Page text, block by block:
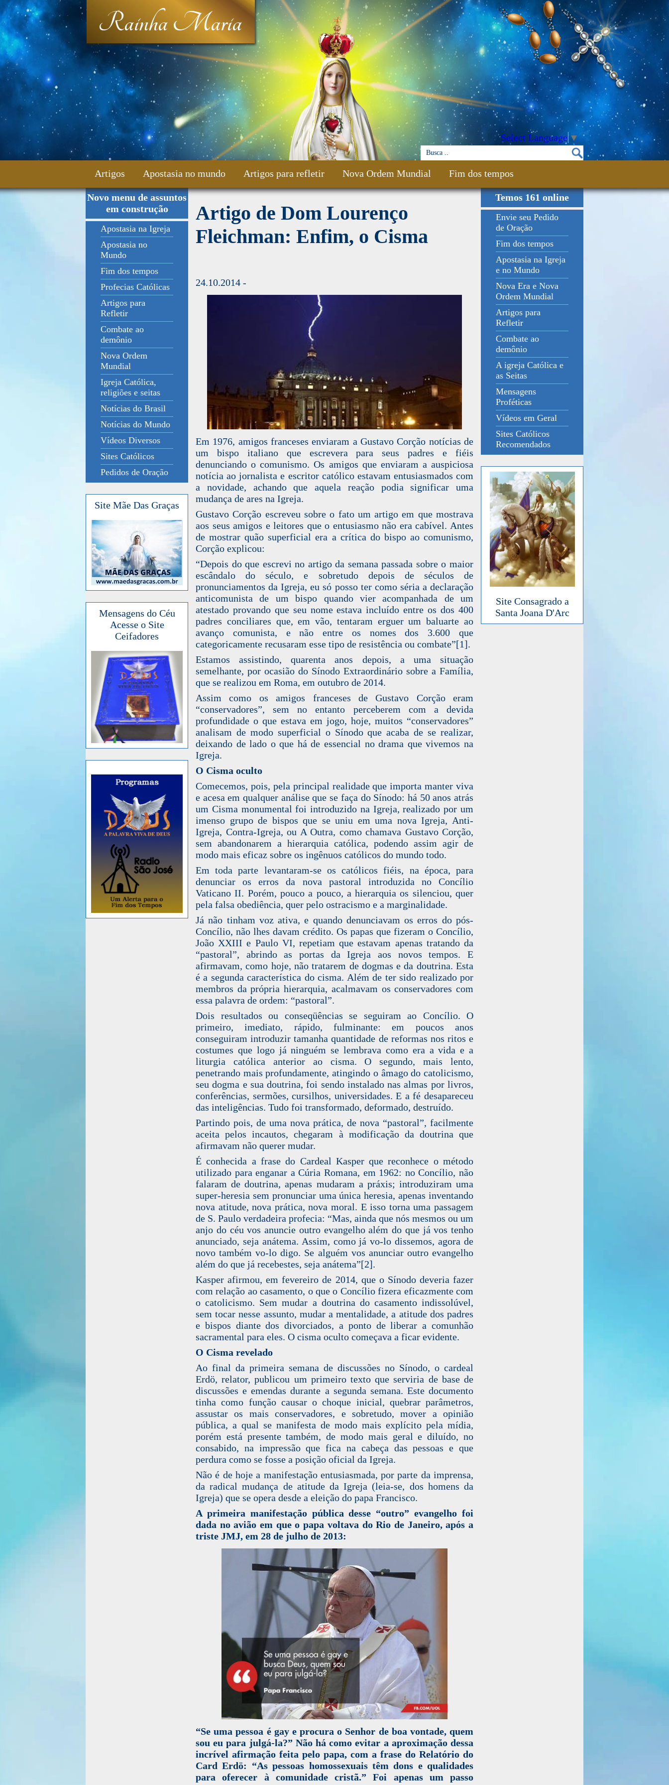
Rainha Maria
Select Language▼
Artigos Apostasia no mundo Artigos para refletir Nova Ordem Mundial Fim dos tempos
Fale Conosco
Novo menu de assuntos
em construção
Apostasia na Igreja
Apostasia no
Mundo
Fim dos tempos
Profecias Católicas
Artigos para
Refletir
Combate ao
demônio
Nova Ordem
Mundial
Igreja Católica,
religiões e seitas
Notícias do Brasil
Notícias do Mundo
Vídeos Diversos
Sites Católicos
Pedidos de Oração
Site Mãe Das Graças
Mensagens do Céu
Acesse o Site
Ceifadores
Artigo de Dom Lourenço
Fleichman: Enfim, o Cisma
24.10.2014 -
Em 1976, amigos franceses enviaram a Gustavo Corção notícias de
um bispo italiano que escrevera para seus padres e fiéis
denunciando o comunismo. Os amigos que enviaram a auspiciosa
notícia ao jornalista e escritor católico estavam entusiasmados com
a novidade, achando que aquela reação podia significar uma
mudança de ares na Igreja.
Gustavo Corção escreveu sobre o fato um artigo em que mostrava
aos seus amigos e leitores que o entusiasmo não era cabível. Antes
de mostrar quão superficial era a crítica do bispo ao comunismo,
Corção explicou:
“Depois do que escrevi no artigo da semana passada sobre o maior
escândalo do século, e sobretudo depois de séculos de
pronunciamentos da Igreja, eu só posso ter como séria a declaração
anticomunista de um bispo quando vier acompanhada de um
atestado provando que seu nome estava incluído entre os dos 400
padres conciliares que, em vão, tentaram erguer um baluarte ao
avanço comunista, e não entre os nomes dos 3.600 que
categoricamente recusaram esse tipo de resistência ou combate”[1].
Estamos assistindo, quarenta anos depois, a uma situação
semelhante, por ocasião do Sínodo Extraordinário sobre a Família,
que se realizou em Roma, em outubro de 2014.
Assim como os amigos franceses de Gustavo Corção eram
“conservadores”, sem no entanto perceberem com a devida
profundidade o que estava em jogo, hoje, muitos “conservadores”
analisam de modo superficial o Sínodo que acaba de se realizar,
deixando de lado o que há de essencial no drama que vivemos na
Igreja.
O Cisma oculto
Comecemos, pois, pela principal realidade que importa manter viva
e acesa em qualquer análise que se faça do Sínodo: há 50 anos atrás
um Cisma monumental foi introduzido na Igreja, realizado por um
imenso grupo de bispos que se uniu em uma nova Igreja, Anti-
Igreja, Contra-Igreja, ou A Outra, como chamava Gustavo Corção,
sem abandonarem a hierarquia católica, podendo assim agir de
modo mais eficaz sobre os ingênuos católicos do mundo todo.
Em toda parte levantaram-se os católicos fiéis, na época, para
denunciar os erros da nova pastoral introduzida no Concílio
Vaticano II. Porém, pouco a pouco, a hierarquia os silenciou, quer
pela falsa obediência, quer pelo ostracismo e a marginalidade.
Já não tinham voz ativa, e quando denunciavam os erros do pós-
Concílio, não lhes davam crédito. Os papas que fizeram o Concílio,
João XXIII e Paulo VI, repetiam que estavam apenas tratando da
“pastoral”, abrindo as portas da Igreja aos novos tempos. E
afirmavam, como hoje, não tratarem de dogmas e da doutrina. Esta
é a segunda característica do cisma. Além de ter sido realizado por
membros da própria hierarquia, acalmavam os conservadores com
essa palavra de ordem: “pastoral”.
Dois resultados ou conseqüências se seguiram ao Concílio. O
primeiro, imediato, rápido, fulminante: em poucos anos
conseguiram introduzir tamanha quantidade de reformas nos ritos e
costumes que logo já ninguém se lembrava como era a vida e a
liturgia católica anterior ao cisma. O segundo, mais lento,
penetrando mais profundamente, atingindo o âmago do catolicismo,
seu dogma e sua doutrina, foi sendo instalado nas almas por livros,
conferências, sermões, cursilhos, universidades. E a fé desapareceu
das inteligências. Tudo foi transformado, deformado, destruído.
Partindo pois, de uma nova prática, de nova “pastoral”, facilmente
aceita pelos incautos, chegaram à modificação da doutrina que
afirmavam não querer mudar.
É conhecida a frase do Cardeal Kasper que reconhece o método
utilizado para enganar a Cúria Romana, em 1962: no Concílio, não
falaram de doutrina, apenas mudaram a práxis; introduziram uma
super-heresia sem pronunciar uma única heresia, apenas inventando
nova atitude, nova prática, nova moral. E isso torna uma passagem
de S. Paulo verdadeira profecia: “Mas, ainda que nós mesmos ou um
anjo do céu vos anuncie outro evangelho além do que já vos tenho
anunciado, seja anátema. Assim, como já vo-lo dissemos, agora de
novo também vo-lo digo. Se alguém vos anunciar outro evangelho
além do que já recebestes, seja anátema”[2].
Kasper afirmou, em fevereiro de 2014, que o Sínodo deveria fazer
com relação ao casamento, o que o Concílio fizera eficazmente com
o catolicismo. Sem mudar a doutrina do casamento indissolúvel,
sem tocar nesse assunto, mudar a mentalidade, a atitude dos padres
e bispos diante dos divorciados, a ponto de liberar a comunhão
sacramental para eles. O cisma oculto começava a ficar evidente.
O Cisma revelado
Ao final da primeira semana de discussões no Sínodo, o cardeal
Erdö, relator, publicou um primeiro texto que serviria de base de
discussões e emendas durante a segunda semana. Este documento
tinha como função causar o choque inicial, quebrar parâmetros,
assustar os mais conservadores, e sobretudo, mover a opinião
pública, a qual se manifesta de modo mais explícito pela mídia,
porém está presente também, de modo mais geral e diluído, no
consabido, na impressão que fica na cabeça das pessoas e que
perdura como se fosse a posição oficial da Igreja.
Não é de hoje a manifestação entusiasmada, por parte da imprensa,
da radical mudança de atitude da Igreja (leia-se, dos homens da
Igreja) que se opera desde a eleição do papa Francisco.
A primeira manifestação pública desse “outro” evangelho foi
dada no avião em que o papa voltava do Rio de Janeiro, após a
triste JMJ, em 28 de julho de 2013:
“Se uma pessoa é gay e procura o Senhor de boa vontade, quem
sou eu para julgá-la?” Não há como evitar a aproximação dessa
incrível afirmação feita pelo papa, com a frase do Relatório do
Card Erdö: “As pessoas homossexuais têm dons e qualidades
para oferecer à comunidade cristã.” Foi apenas um passo
Temos 161 online
Envie seu Pedido
de Oração
Fim dos tempos
Apostasia na Igreja
e no Mundo
Nova Era e Nova
Ordem Mundial
Artigos para
Refletir
Combate ao
demônio
A igreja Católica e
as Seitas
Mensagens
Proféticas
Vídeos em Geral
Sites Católicos
Recomendados
Site Consagrado a
Santa Joana D'Arc